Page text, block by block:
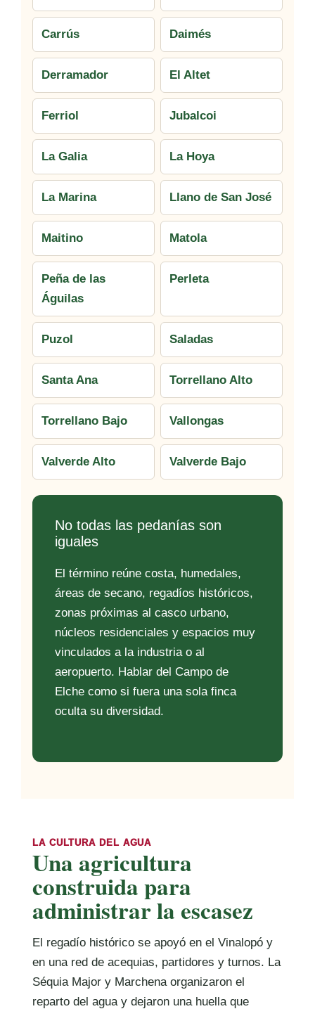
Carrús Daimés
Derramador El Altet
Ferriol Jubalcoi
La Galia La Hoya
La Marina Llano de San José
Maitino Matola
Peña de las
Águilas
Perleta
Puzol Saladas
Santa Ana Torrellano Alto
Torrellano Bajo Vallongas
Valverde Alto Valverde Bajo
No todas las pedanías son
iguales
El término reúne costa, humedales,
áreas de secano, regadíos históricos,
zonas próximas al casco urbano,
núcleos residenciales y espacios muy
vinculados a la industria o al
aeropuerto. Hablar del Campo de
Elche como si fuera una sola finca
oculta su diversidad.
LA CULTURA DEL AGUA
Una agricultura
construida para
administrar la escasez
El regadío histórico se apoyó en el Vinalopó y
en una red de acequias, partidores y turnos. La
Séquia Major y Marchena organizaron el
reparto del agua y dejaron una huella que